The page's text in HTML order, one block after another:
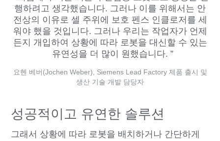
행하려고 생각했습니다. 그러나 이를 위해서는 안
전상의 이유로 셀 주위에 보호 펜스 인클로저를 세
워야 했을 것입니다. 그러나 우리는 작업자가 언제
든지 개입하여 상황에 따라 로봇을 대신할 수 있는
유연성을 더 많이 원했습니다.
요헨 베버(Jochen Weber), Siemens Lead Factory 제품 출시 및
생산 기술 개발 담당자
성공적이고 유연한 솔루션
그래서 상황에 따라 로봇을 배치하거나 간단하게